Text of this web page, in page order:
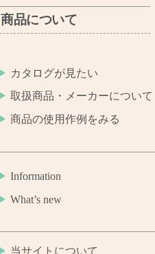
商品について
カタログが見たい
取扱商品・メーカーについて
商品の使用作例をみる
Information
What’s new
当サイトについて